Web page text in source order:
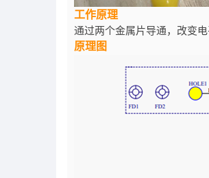
工作原理
通过两个金属片导通，改变
原理图